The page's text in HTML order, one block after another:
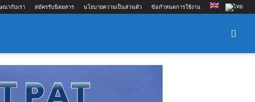
ณากับเรา สมัครรับนิตยสาร นโยบายความเป็นส่วนตัว ข้อกำหนดการใช้งาน